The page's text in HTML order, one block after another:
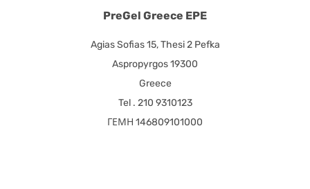
PreGel Greece EPE
Agias Sofias 15, Thesi 2 Pefka
Aspropyrgos 19300
Greece
Tel . 210 9310123
ΓΕΜΗ 146809101000